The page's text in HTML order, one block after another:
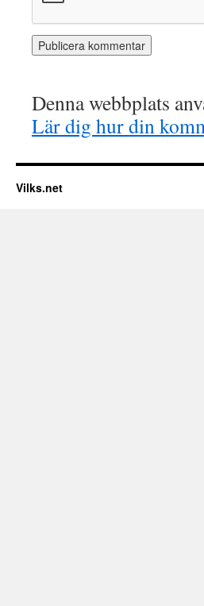
Denna webbplats
Lär dig hur din
Vilks.net